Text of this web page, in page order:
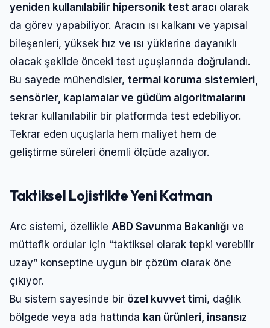
yeniden kullanılabilir hipersonik test aracı olarak
da görev yapabiliyor. Aracın ısı kalkanı ve yapısal
bileşenleri, yüksek hız ve ısı yüklerine dayanıklı
olacak şekilde önceki test uçuşlarında doğrulandı.
Bu sayede mühendisler, termal koruma sistemleri,
sensörler, kaplamalar ve güdüm algoritmalarını
tekrar kullanılabilir bir platformda test edebiliyor.
Tekrar eden uçuşlarla hem maliyet hem de
geliştirme süreleri önemli ölçüde azalıyor.
Taktiksel Lojistikte Yeni Katman
Arc sistemi, özellikle ABD Savunma Bakanlığı ve
müttefik ordular için “taktiksel olarak tepki verebilir
uzay” konseptine uygun bir çözüm olarak öne
çıkıyor.
Bu sistem sayesinde bir özel kuvvet timi, dağlık
bölgede veya ada hattında kan ürünleri, insansız